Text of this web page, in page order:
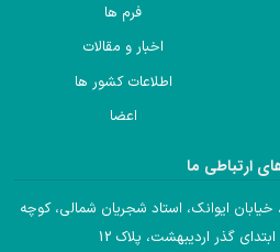
فرم ها
اخبار و مقالات
اطلاعات کشور ها
اعضا
ارتباطی ما
خیابان ایوانک، استاد شجریان شمالی، کوچه
گذر اردیبهشت، پلاک 12